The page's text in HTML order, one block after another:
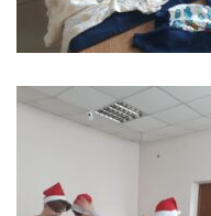
Russu”
or.
Călăraşi
Gospodăria